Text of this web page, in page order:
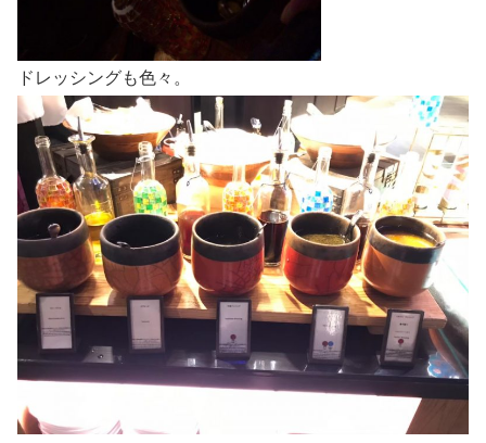
ドレッシングも色々。